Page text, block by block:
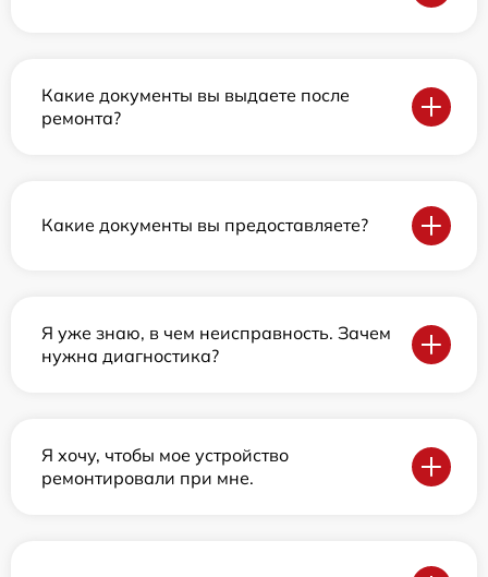
Какие документы вы выдаете после
ремонта?
Какие документы вы предоставляете?
Я уже знаю, в чем неисправность. Зачем
нужна диагностика?
Я хочу, чтобы мое устройство
ремонтировали при мне.